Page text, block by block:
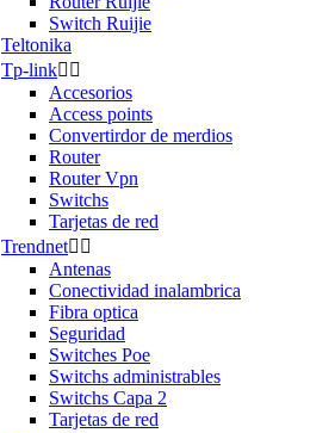
Switch Ruijie
Teltonika
Tp-link 
Accesorios
Access points
Convertirdor de merdios
Router
Router Vpn
Switchs
Tarjetas de red
Trendnet 
Antenas
Conectividad inalambrica
Fibra optica
Seguridad
Switches Poe
Switchs administrables
Switchs Capa 2
Tarjetas de red